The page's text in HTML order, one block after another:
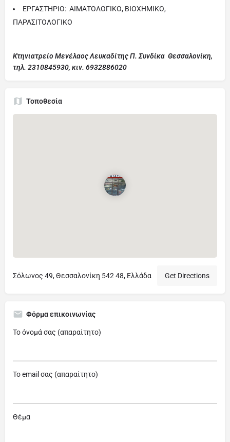
ΕΡΓΑΣΤΗΡΙΟ: ΑΙΜΑΤΟΛΟΓΙΚΟ, ΒΙΟΧΗΜΙΚΟ,
ΠΑΡΑΣΙΤΟΛΟΓΙΚΟ
Κτηνιατρείο Μενέλαος Λευκαδίτης Π. Συνδίκα Θεσσαλονίκη,
τηλ. 2310845930, κιν. 6932886020
Τοποθεσία
Σόλωνος 49, Θεσσαλονίκη 542 48, Ελλάδα Get Directions
Φόρμα επικοινωνίας
Το όνομά σας (απαραίτητο)
Το email σας (απαραίτητο)
Θέμα